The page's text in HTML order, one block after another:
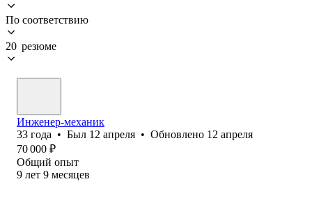
По соответствию
20 резюме
Инженер-механик
33 года • Был 12 апреля • Обновлено 12 апреля
70 000 ₽
Общий опыт
9 лет 9 месяцев